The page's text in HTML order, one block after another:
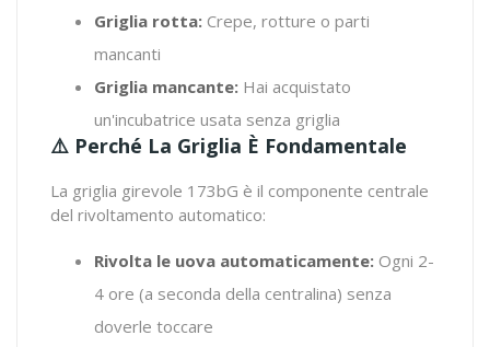
Griglia rotta: Crepe, rotture o parti
mancanti
Griglia mancante: Hai acquistato
un'incubatrice usata senza griglia
⚠️ Perché La Griglia È Fondamentale
La griglia girevole 173bG è il componente centrale
del rivoltamento automatico:
Rivolta le uova automaticamente: Ogni 2-
4 ore (a seconda della centralina) senza
doverle toccare